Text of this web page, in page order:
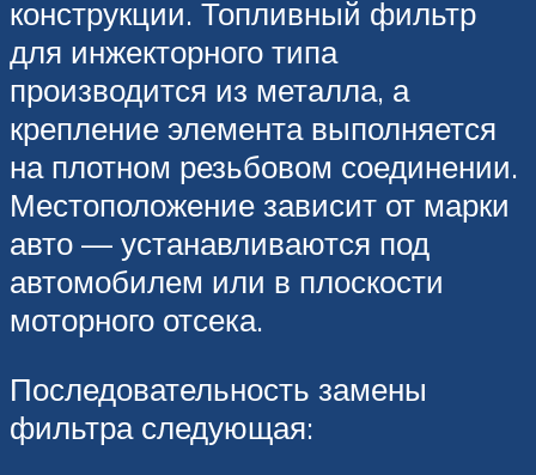
конструкции. Топливный фильтр
для инжекторного типа
производится из металла, а
крепление элемента выполняется
на плотном резьбовом соединении.
Местоположение зависит от марки
авто — устанавливаются под
автомобилем или в плоскости
моторного отсека.
Последовательность замены
фильтра следующая: